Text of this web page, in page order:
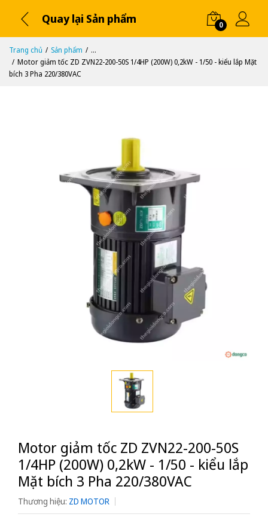
Quay lại Sản phẩm 0
Trang chủ Sản phẩm
...
Motor giảm tốc ZD ZVN22-200-50S 1/4HP (200W) 0,2kW - 1/50 - kiểu lắp Mặt
bích 3 Pha 220/380VAC
Motor giảm tốc ZD ZVN22-200-50S
1/4HP (200W) 0,2kW - 1/50 - kiểu lắp
Mặt bích 3 Pha 220/380VAC
Thương hiệu: ZD MOTOR